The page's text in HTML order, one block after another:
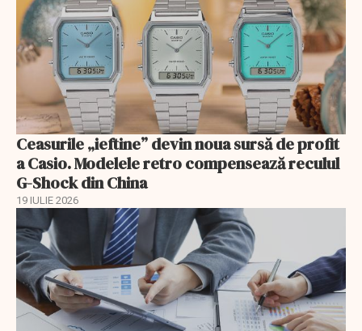
Ceasurile „ieftine” devin noua sursă de profit
a Casio. Modelele retro compensează reculul
G-Shock din China
19 IULIE 2026